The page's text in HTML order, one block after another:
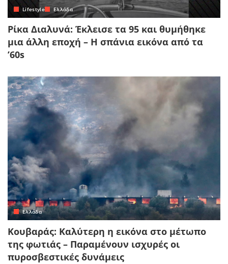
Lifestyle Ελλάδα
Ρίκα Διαλυνά: Έκλεισε τα 95 και θυμήθηκε
μια άλλη εποχή – Η σπάνια εικόνα από τα
’60s
Ελλάδα
Κουβαράς: Καλύτερη η εικόνα στο μέτωπο
της φωτιάς – Παραμένουν ισχυρές οι
πυροσβεστικές δυνάμεις